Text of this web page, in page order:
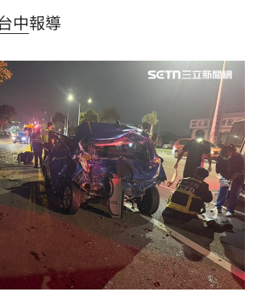
後被驗出有毒品反應，隨後警方也在
。
中報導